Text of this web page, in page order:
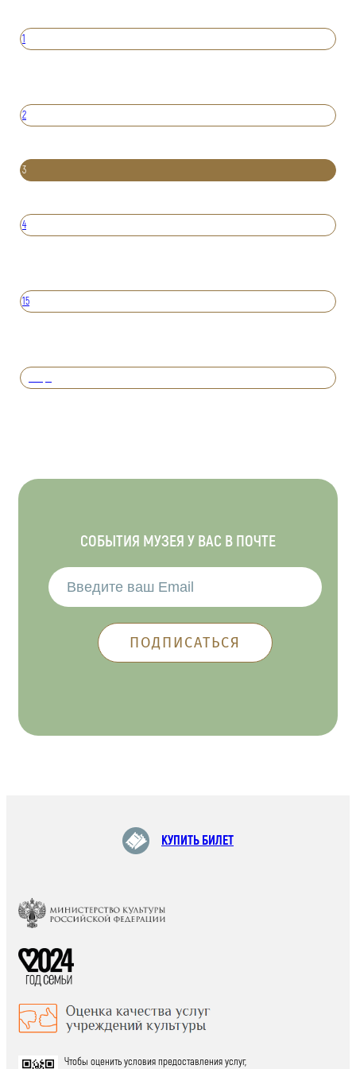
1
2
3
4
15
СОБЫТИЯ МУЗЕЯ У ВАС В ПОЧТЕ
КУПИТЬ БИЛЕТ
Чтобы оценить условия предоставления услуг,